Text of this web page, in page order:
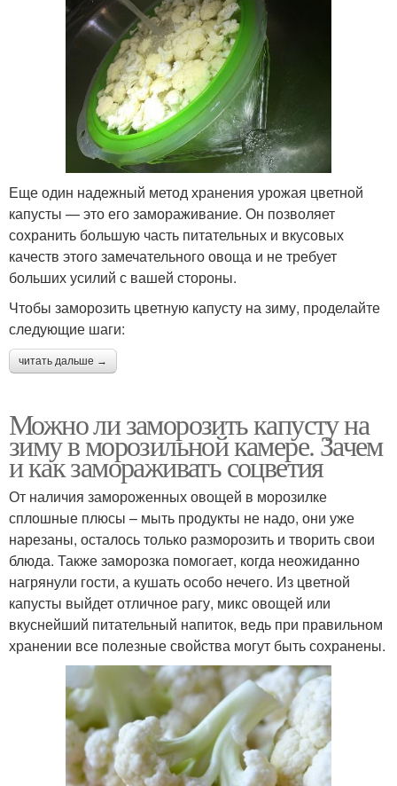
Еще один надежный метод хранения урожая цветной
капусты — это его замораживание. Он позволяет
сохранить большую часть питательных и вкусовых
качеств этого замечательного овоща и не требует
больших усилий с вашей стороны.
Чтобы заморозить цветную капусту на зиму, проделайте
следующие шаги:
читать дальше →
Можно ли заморозить капусту на
зиму в морозильной камере. Зачем
и как замораживать соцветия
От наличия замороженных овощей в морозилке
сплошные плюсы – мыть продукты не надо, они уже
нарезаны, осталось только разморозить и творить свои
блюда. Также заморозка помогает, когда неожиданно
нагрянули гости, а кушать особо нечего. Из цветной
капусты выйдет отличное рагу, микс овощей или
вкуснейший питательный напиток, ведь при правильном
хранении все полезные свойства могут быть сохранены.